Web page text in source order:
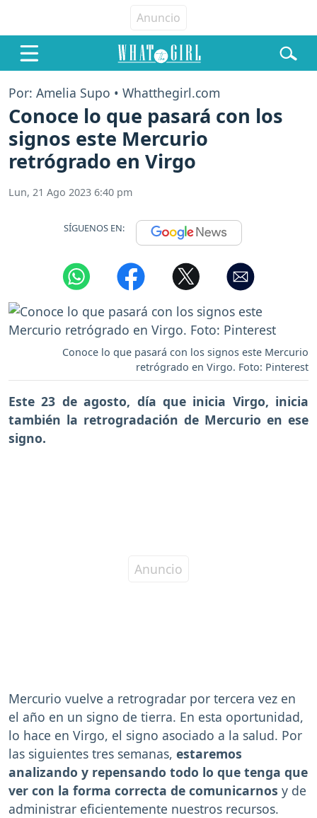
Por: Amelia Supo • Whatthegirl.com
Conoce lo que pasará con los
signos este Mercurio
retrógrado en Virgo
Lun, 21 Ago 2023 6:40 pm
SÍGUENOS EN:
Conoce lo que pasará con los signos este Mercurio
retrógrado en Virgo. Foto: Pinterest
Este 23 de agosto, día que inicia Virgo, inicia
también la retrogradación de Mercurio en ese
signo.
Mercurio vuelve a retrogradar por tercera vez en
el año en un signo de tierra. En esta oportunidad,
lo hace en Virgo, el signo asociado a la salud. Por
las siguientes tres semanas, estaremos
analizando y repensando todo lo que tenga que
ver con la forma correcta de comunicarnos y de
administrar eficientemente nuestros recursos.